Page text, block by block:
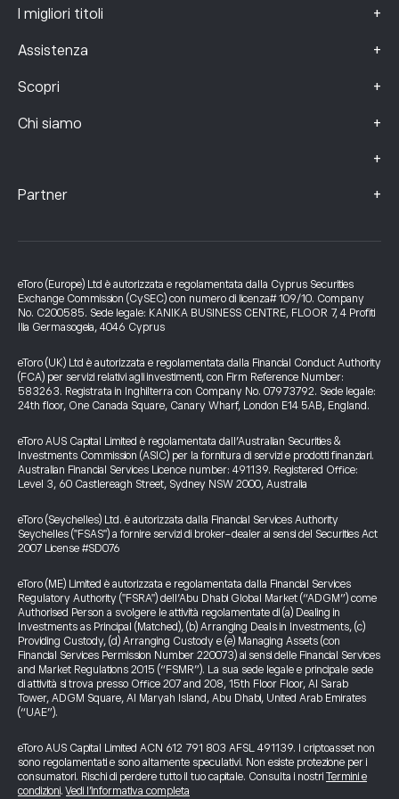
I migliori titoli +
Assistenza +
Scopri +
Chi siamo +
+
Partner +
eToro (Europe) Ltd è autorizzata e regolamentata dalla Cyprus Securities
Exchange Commission (CySEC) con numero di licenza# 109/10. Company
No. C200585. Sede legale: KANIKA BUSINESS CENTRE, FLOOR 7, 4 Profiti
Ilia Germasogeia, 4046 Cyprus
eToro (UK) Ltd è autorizzata e regolamentata dalla Financial Conduct Authority
(FCA) per servizi relativi agli investimenti, con Firm Reference Number:
583263. Registrata in Inghilterra con Company No. 07973792. Sede legale:
24th floor, One Canada Square, Canary Wharf, London E14 5AB, England.
eToro AUS Capital Limited è regolamentata dall’Australian Securities &
Investments Commission (ASIC) per la fornitura di servizi e prodotti finanziari.
Australian Financial Services Licence number: 491139. Registered Office:
Level 3, 60 Castlereagh Street, Sydney NSW 2000, Australia
eToro (Seychelles) Ltd. è autorizzata dalla Financial Services Authority
Seychelles ("FSAS") a fornire servizi di broker-dealer ai sensi del Securities Act
2007 License #SD076
eToro (ME) Limited è autorizzata e regolamentata dalla Financial Services
Regulatory Authority ("FSRA") dell’Abu Dhabi Global Market (“ADGM”) come
Authorised Person a svolgere le attività regolamentate di (a) Dealing in
Investments as Principal (Matched), (b) Arranging Deals in Investments, (c)
Providing Custody, (d) Arranging Custody e (e) Managing Assets (con
Financial Services Permission Number 220073) ai sensi delle Financial Services
and Market Regulations 2015 (“FSMR”). La sua sede legale e principale sede
di attività si trova presso Office 207 and 208, 15th Floor Floor, Al Sarab
Tower, ADGM Square, Al Maryah Island, Abu Dhabi, United Arab Emirates
(“UAE”).
eToro AUS Capital Limited ACN 612 791 803 AFSL 491139. I criptoasset non
sono regolamentati e sono altamente speculativi. Non esiste protezione per i
consumatori. Rischi di perdere tutto il tuo capitale. Consulta i nostri Termini e
condizioni.Vedi l’informativa completa